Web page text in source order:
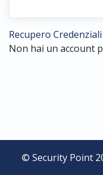
Recupero Credenziali
Non hai un account
© Security Point